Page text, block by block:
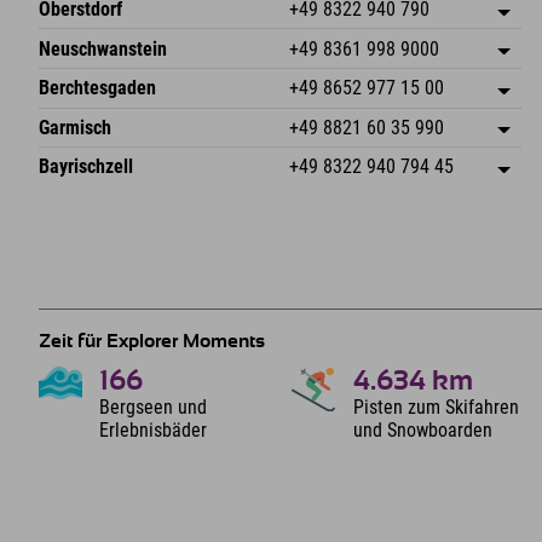
Oberstdorf +49 8322 940 790
An der Breitach 3
Deutschland
Adresse speichern
Buchen
Neuschwanstein +49 8361 998 9000
An der Riese 45
87484 Nesselwang im Allgäu
Deutschland
Adresse speichern
Buchen
Berchtesgaden +49 8652 977 15 00
Hofreitstr. 7
Deutschland
Adresse speichern
Buchen
Garmisch +49 8821 60 35 990
Frickenstraße 22
82490 Farchant
Adresse speichern
Bayrischzell +49 8322 940 794 45
Zeit für Explorer Moments
166
Bergseen und
Erlebnisbäder
4.634 km
Pisten zum Skifahren
und Snowboarden